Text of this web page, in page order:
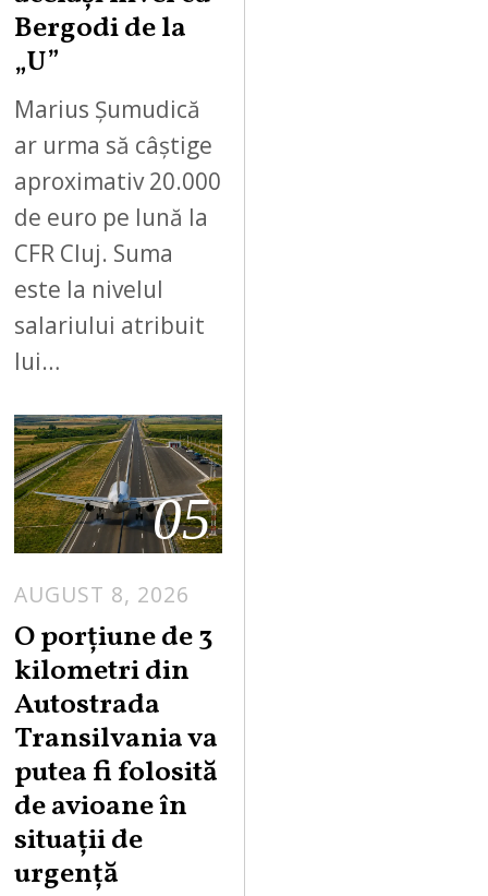
Bergodi de la
„U”
Marius Șumudică
ar urma să câștige
aproximativ 20.000
de euro pe lună la
CFR Cluj. Suma
este la nivelul
salariului atribuit
lui…
05
AUGUST 8, 2026
U
G
T
8
O porțiune de 3
kilometri din
Autostrada
Transilvania va
putea fi folosită
de avioane în
situații de
urgență